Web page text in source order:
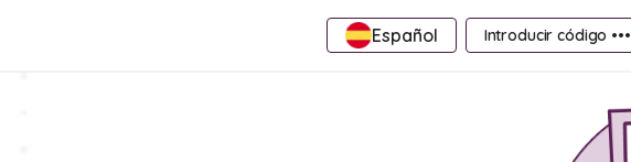
Español Introducir código •••